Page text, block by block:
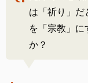
は「祈り」だ
を「宗教」に
か？